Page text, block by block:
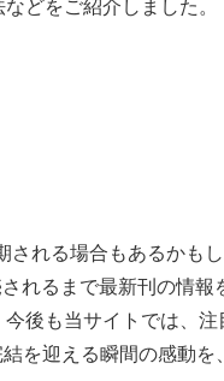
どをご紹介しました。
れる場合もあるかも
れるまで最新刊の情
後も当サイトでは、
を迎える瞬間の感動